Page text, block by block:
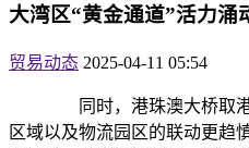
大湾区“黄金通道”活力涌
贸易动态 2025-04-11 05:54
同时，港珠澳大桥取港
区域以及物流园区的联动更趋